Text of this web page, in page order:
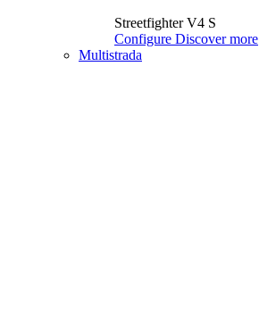
Streetfighter V4 S
Configure Discover more
Multistrada